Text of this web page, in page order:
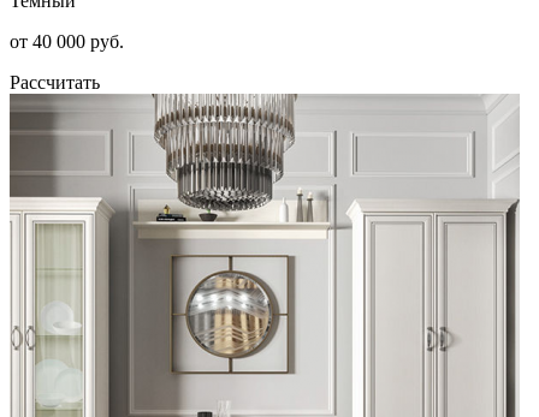
от 40 000 руб.
Рассчитать